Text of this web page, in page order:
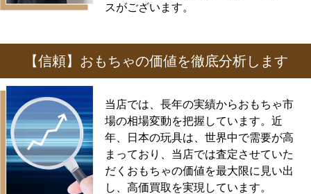
スがございます。
【信頼】おもちゃの価値を徹底分析します
当店では、長年の実績からおもちゃ市
場の相場変動を把握しています。近
年、日本の玩具は、世界中で需要が高
まっており、当店では査定させていた
だくおもちゃの価値を最大限に見い出
し、高価買取を実現しています。